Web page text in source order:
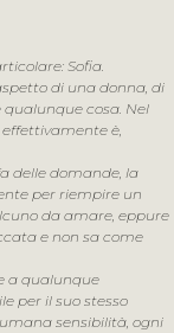
Sofia.
di una donna, di
cosa. Nel
è,
delle domande, la
per riempire un
da amare, eppure
e non sa come
a qualunque
per il suo stesso
sensibilità, ogni